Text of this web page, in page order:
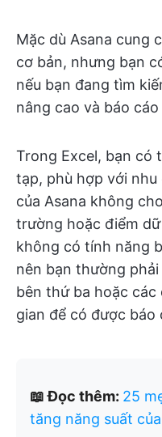
Mặc dù Asana cung
cơ bản, nhưng bạn
nếu bạn đang tìm
nâng cao và báo
Trong Excel, bạn có
tạp, phù hợp với
của Asana không
trường hoặc điểm
không có tính năng
nên bạn thường
bên thứ ba hoặc
gian để có được báo
📖 Đọc thêm: 25
tăng năng suất